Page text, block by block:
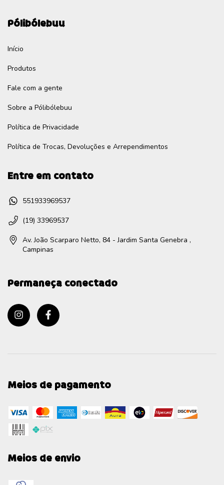
Pólibólebuu
Início
Produtos
Fale com a gente
Sobre a Pólibólebuu
Política de Privacidade
Política de Trocas, Devoluções e Arrependimentos
Entre em contato
551933969537
(19) 33969537
Av. João Scarparo Netto, 84 - Jardim Santa Genebra ,
Campinas
Permaneça conectado
Meios de pagamento
Meios de envio